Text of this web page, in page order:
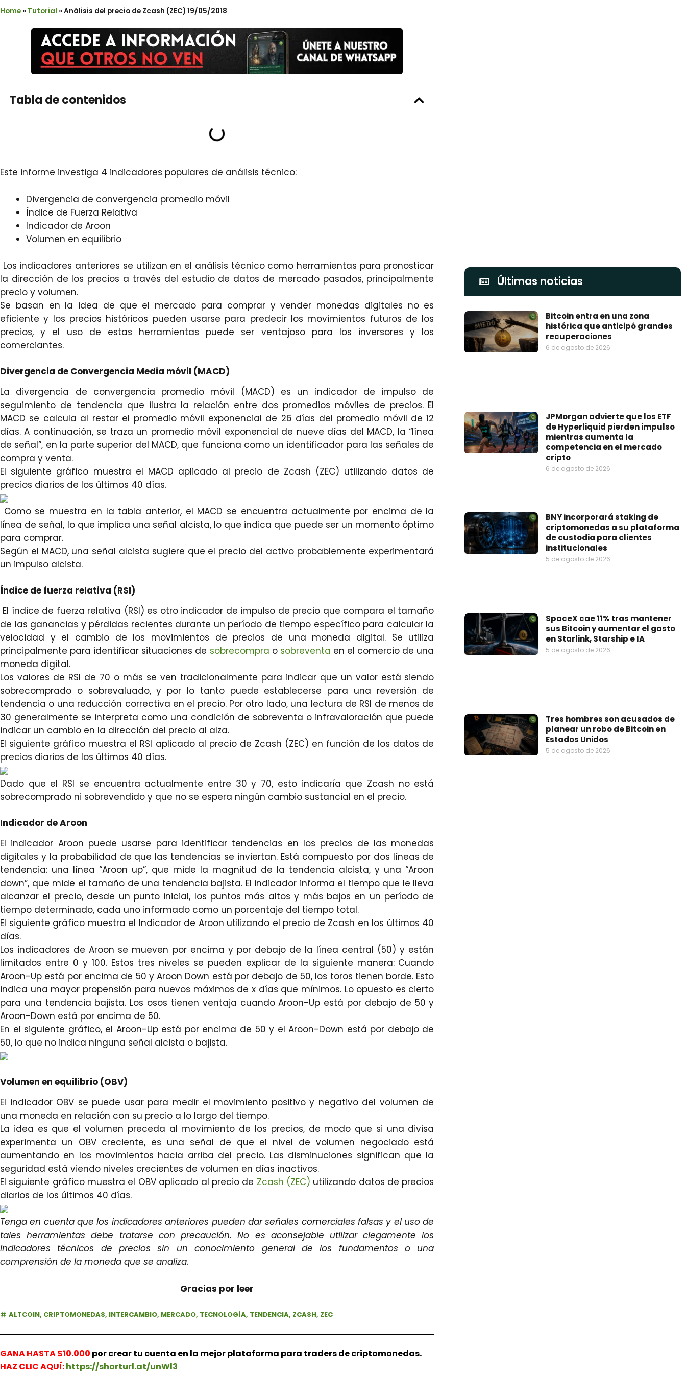
Home» Tutorial »Análisis del precio de Zcash (ZEC) 19/05/2018
Tabla de contenidos
Este informe investiga 4 indicadores populares de análisis técnico:
Divergencia de convergencia promedio móvil
Índice de Fuerza Relativa
Indicador de Aroon
Volumen en equilibrio
Los indicadores anteriores se utilizan en el análisis técnico como herramientas para pronosticar
la dirección de los precios a través del estudio de datos de mercado pasados, principalmente
precio y volumen.
Se basan en la idea de que el mercado para comprar y vender monedas digitales no es
eficiente y los precios históricos pueden usarse para predecir los movimientos futuros de los
precios, y el uso de estas herramientas puede ser ventajoso para los inversores y los
comerciantes.
Divergencia de Convergencia Media móvil (MACD)
La divergencia de convergencia promedio móvil (MACD) es un indicador de impulso de
seguimiento de tendencia que ilustra la relación entre dos promedios móviles de precios. El
MACD se calcula al restar el promedio móvil exponencial de 26 días del promedio móvil de 12
días. A continuación, se traza un promedio móvil exponencial de nueve días del MACD, la “línea
de señal”, en la parte superior del MACD, que funciona como un identificador para las señales de
compra y venta.
El siguiente gráfico muestra el MACD aplicado al precio de Zcash (ZEC) utilizando datos de
precios diarios de los últimos 40 días.
Como se muestra en la tabla anterior, el MACD se encuentra actualmente por encima de la
línea de señal, lo que implica una señal alcista, lo que indica que puede ser un momento óptimo
para comprar.
Según el MACD, una señal alcista sugiere que el precio del activo probablemente experimentará
un impulso alcista.
Índice de fuerza relativa (RSI)
El índice de fuerza relativa (RSI) es otro indicador de impulso de precio que compara el tamaño
de las ganancias y pérdidas recientes durante un período de tiempo específico para calcular la
velocidad y el cambio de los movimientos de precios de una moneda digital. Se utiliza
principalmente para identificar situaciones de sobrecompra o sobreventa en el comercio de una
moneda digital.
Los valores de RSI de 70 o más se ven tradicionalmente para indicar que un valor está siendo
sobrecomprado o sobrevaluado, y por lo tanto puede establecerse para una reversión de
tendencia o una reducción correctiva en el precio. Por otro lado, una lectura de RSI de menos de
30 generalmente se interpreta como una condición de sobreventa o infravaloración que puede
indicar un cambio en la dirección del precio al alza.
El siguiente gráfico muestra el RSI aplicado al precio de Zcash (ZEC) en función de los datos de
precios diarios de los últimos 40 días.
Dado que el RSI se encuentra actualmente entre 30 y 70, esto indicaría que Zcash no está
sobrecomprado ni sobrevendido y que no se espera ningún cambio sustancial en el precio.
Indicador de Aroon
El indicador Aroon puede usarse para identificar tendencias en los precios de las monedas
digitales y la probabilidad de que las tendencias se inviertan. Está compuesto por dos líneas de
tendencia: una línea “Aroon up”, que mide la magnitud de la tendencia alcista, y una “Aroon
down”, que mide el tamaño de una tendencia bajista. El indicador informa el tiempo que le lleva
alcanzar el precio, desde un punto inicial, los puntos más altos y más bajos en un período de
tiempo determinado, cada uno informado como un porcentaje del tiempo total.
El siguiente gráfico muestra el Indicador de Aroon utilizando el precio de Zcash en los últimos 40
días.
Los indicadores de Aroon se mueven por encima y por debajo de la línea central (50) y están
limitados entre 0 y 100. Estos tres niveles se pueden explicar de la siguiente manera: Cuando
Aroon-Up está por encima de 50 y Aroon Down está por debajo de 50, los toros tienen borde. Esto
indica una mayor propensión para nuevos máximos de x días que mínimos. Lo opuesto es cierto
para una tendencia bajista. Los osos tienen ventaja cuando Aroon-Up está por debajo de 50 y
Aroon-Down está por encima de 50.
En el siguiente gráfico, el Aroon-Up está por encima de 50 y el Aroon-Down está por debajo de
50, lo que no indica ninguna señal alcista o bajista.
Volumen en equilibrio (OBV)
El indicador OBV se puede usar para medir el movimiento positivo y negativo del volumen de
una moneda en relación con su precio a lo largo del tiempo.
La idea es que el volumen preceda al movimiento de los precios, de modo que si una divisa
experimenta un OBV creciente, es una señal de que el nivel de volumen negociado está
aumentando en los movimientos hacia arriba del precio. Las disminuciones significan que la
seguridad está viendo niveles crecientes de volumen en días inactivos.
El siguiente gráfico muestra el OBV aplicado al precio de Zcash (ZEC) utilizando datos de precios
diarios de los últimos 40 días.
Tenga en cuenta que los indicadores anteriores pueden dar señales comerciales falsas y el uso de
tales herramientas debe tratarse con precaución. No es aconsejable utilizar ciegamente los
indicadores técnicos de precios sin un conocimiento general de los fundamentos o una
comprensión de la moneda que se analiza.
Gracias por leer
ALTCOIN, CRIPTOMONEDAS, INTERCAMBIO, MERCADO, TECNOLOGÍA, TENDENCIA, ZCASH, ZEC
GANA HASTA $10.000 por crear tu cuenta en la mejor plataforma para traders de criptomonedas.
HAZ CLIC AQUÍ:https://shorturl.at/unWl3
Últimas noticias
Bitcoin entra en una zona
histórica que anticipó grandes
recuperaciones
6 de agosto de 2026
JPMorgan advierte que los ETF
de Hyperliquid pierden impulso
mientras aumenta la
competencia en el mercado
cripto
6 de agosto de 2026
BNY incorporará staking de
criptomonedas a su plataforma
de custodia para clientes
institucionales
5 de agosto de 2026
SpaceX cae 11% tras mantener
sus Bitcoin y aumentar el gasto
en Starlink, Starship e IA
5 de agosto de 2026
Tres hombres son acusados de
planear un robo de Bitcoin en
Estados Unidos
5 de agosto de 2026